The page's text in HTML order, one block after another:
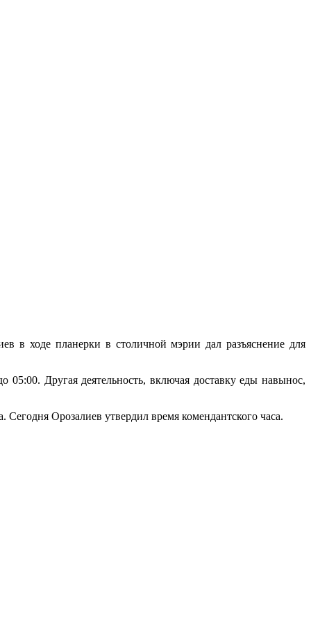
в ходе планерки в столичной мэрии дал разъяснение для
Другая деятельность, включая доставку еды навынос,
Орозалиев утвердил время комендантского часа.